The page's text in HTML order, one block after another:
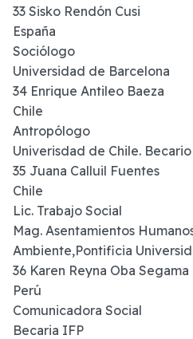
33 Sisko Rendón Cusi
España
Sociólogo
Universidad de Barcelona
34 Enrique Antileo Baeza
Chile
Antropólogo
Univerisdad de Chile.
35 Juana Calluil Fuentes
Chile
Lic. Trabajo Social
Mag. Asentamientos
Ambiente,Pontificia
36 Karen Reyna Oba Segama
Perú
Comunicadora Social
Becaria IFP